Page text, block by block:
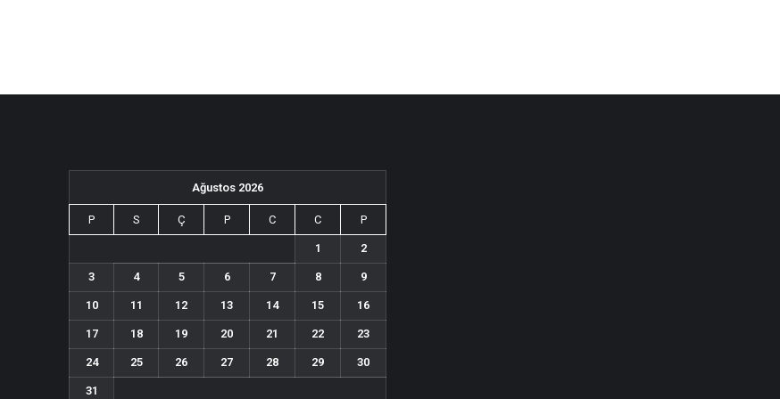
Ağustos 2026
P S Ç P C C P
1 2
3 4 5 6 7 8 9
10 11 12 13 14 15 16
17 18 19 20 21 22 23
24 25 26 27 28 29 30
31